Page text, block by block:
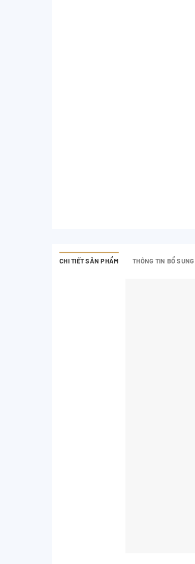
CHI TIẾT SẢN PHẨM THÔNG TIN BỔ SUNG